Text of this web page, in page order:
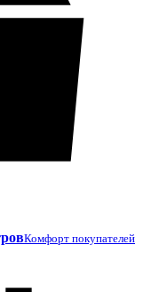
Комфорт покупателей